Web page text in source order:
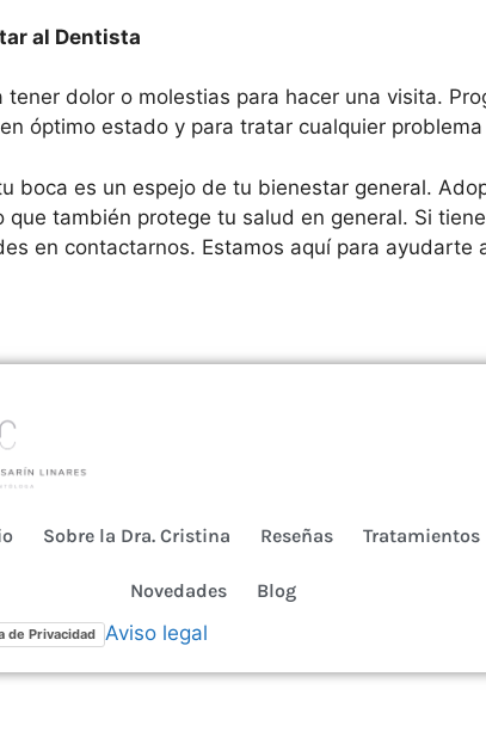
al Dentista
tener dolor o molestias para hacer una visita.
óptimo estado y para tratar cualquier
boca es un espejo de tu bienestar general.
que también protege tu salud en general. Si
en contactarnos. Estamos aquí para
Sobre la Dra. Cristina Reseñas Tratamientos
Novedades Blog
de Privacidad Aviso legal